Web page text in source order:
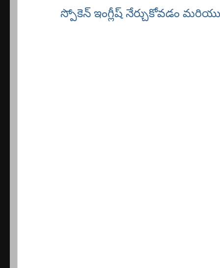
స్పోకెన్ ఇంగ్లీష్ నేర్చుకోవడం